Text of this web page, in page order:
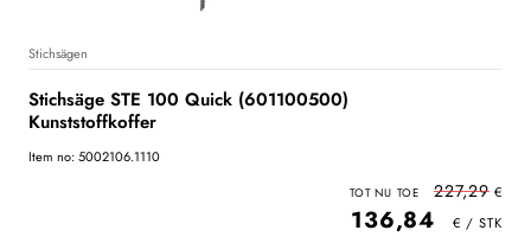
Stichsägen
Stichsäge STE 100 Quick (601100500)
Kunststoffkoffer
Item no: 5002106.1110
227,29
136,84